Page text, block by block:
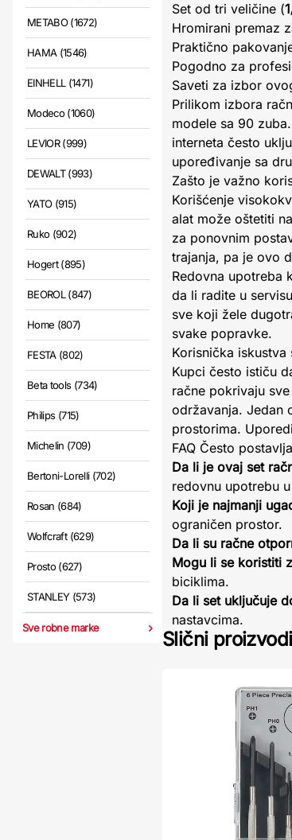
METABO (1672)
HAMA (1546)
EINHELL (1471)
Modeco (1060)
LEVIOR (999)
DEWALT (993)
YATO (915)
Ruko (902)
Hogert (895)
BEOROL (847)
Home (807)
FESTA (802)
Beta tools (734)
Philips (715)
Michelin (709)
Bertoni-Lorelli (702)
Rosan (684)
Wolfcraft (629)
Prosto (627)
STANLEY (573)
Sve robne marke
Set od tri veličine (
Hromirani premaz
Praktično
Pogodno za
Saveti za izbor
Prilikom izbora
modele sa 90
interneta često
upoređivanje sa
Zašto je važno
Korišćenje
alat može oštetiti
za ponovnim
trajanja, pa je ovo
Redovna upotreba
da li radite u
sve koji žele
svake popravke.
Korisnička iskustva
Kupci često ističu
račne pokrivaju
održavanja. Jedan
prostorima.
FAQ Često
Da li je ovaj set
redovnu upotrebu
Koji je najmanji
ograničen prostor.
Da li su račne
Mogu li se koristiti
biciklima.
Da li set uključuje
nastavcima.
Slični proizvodi